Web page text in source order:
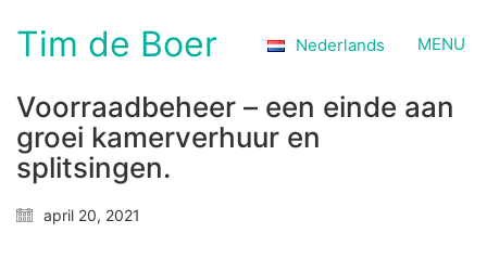
Tim de Boer Nederlands MENU
Voorraadbeheer – een einde aan
groei kamerverhuur en
splitsingen.
april 20, 2021